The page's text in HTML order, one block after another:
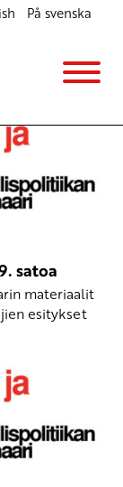
På svenska
satoa
materiaalit
esitykset